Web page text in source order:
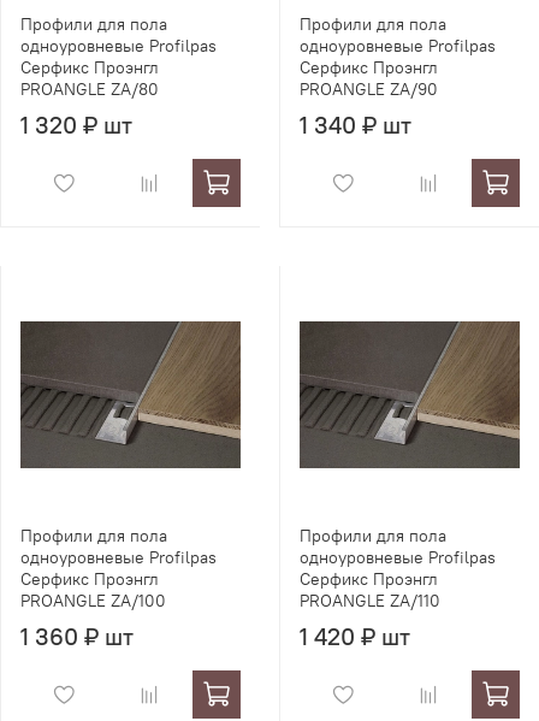
Профили для пола
одноуровневые Profilpas
Серфикс Проэнгл
PROANGLE ZA/80
1 320 ₽ шт
Профили для пола
одноуровневые Profilpas
Серфикс Проэнгл
PROANGLE ZA/90
1 340 ₽ шт
Профили для пола
одноуровневые Profilpas
Серфикс Проэнгл
PROANGLE ZA/100
1 360 ₽ шт
Профили для пола
одноуровневые Profilpas
Серфикс Проэнгл
PROANGLE ZA/110
1 420 ₽ шт